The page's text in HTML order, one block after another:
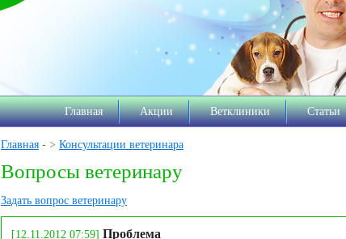
Главная Акции Ветклиники Статьи
Главная - > Консультации ветеринара
Вопросы ветеринару
Задать вопрос ветеринару
[12.11.2012 07:59] Проблема